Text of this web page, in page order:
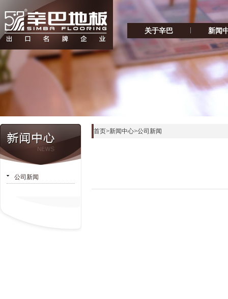
关于辛巴 新闻
公司新闻
首页>新闻中心>公司新闻